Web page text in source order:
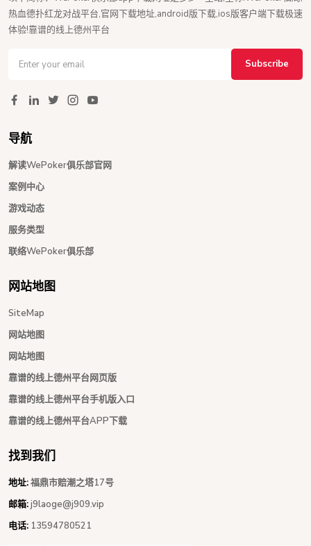
热血德扑红龙对战平台,官网下载地址,android版下载,ios版客户端下载极速
体验!靠谱的线上德州平台
Subscribe
导航
解读WePoker俱乐部官网
案例中心
游戏动态
服务类型
联络WePoker俱乐部
网站地图
SiteMap
网站地图
网站地图
靠谱的线上德州平台网页版
靠谱的线上德州平台手机版入口
靠谱的线上德州平台APP下载
找到我们
地址:福鼎市赔潮之塔17号
邮箱:j9laoge@j909.vip
电话: 13594780521